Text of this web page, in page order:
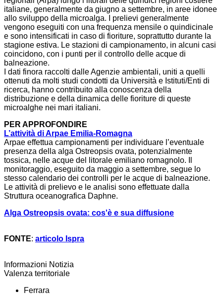
italiane, generalmente da giugno a settembre, in aree idonee
allo sviluppo della microalga. I prelievi generalmente
vengono eseguiti con una frequenza mensile o quindicinale
e sono intensificati in caso di fioriture, soprattutto durante la
stagione estiva. Le stazioni di campionamento, in alcuni casi
coincidono, con i punti per il controllo delle acque di
balneazione.
I dati finora raccolti dalle Agenzie ambientali, uniti a quelli
ottenuti da molti studi condotti da Università e Istituti/Enti di
ricerca, hanno contribuito alla conoscenza della
distribuzione e della dinamica delle fioriture di queste
microalghe nei mari italiani.
PER APPROFONDIRE
L’attività di Arpae Emilia-Romagna
Arpae effettua campionamenti per individuare l’eventuale
presenza della alga Ostreopsis ovata, potenzialmente
tossica, nelle acque del litorale emiliano romagnolo. Il
monitoraggio, eseguito da maggio a settembre, segue lo
stesso calendario dei controlli per le acque di balneazione.
Le attività di prelievo e le analisi sono effettuate dalla
Struttura oceanografica Daphne.
Alga Ostreopsis ovata: cos'è e sua diffusione
FONTE: articolo Ispra
Informazioni Notizia
Valenza territoriale
Ferrara